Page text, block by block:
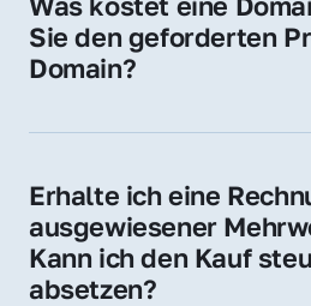
Adressen oder als
Sie den geforderten
Domain?
Domain liegt ein
unverbindliches Angebot.
Erhalte ich eine
ausgewiesener
Kann ich den Kauf
absetzen?